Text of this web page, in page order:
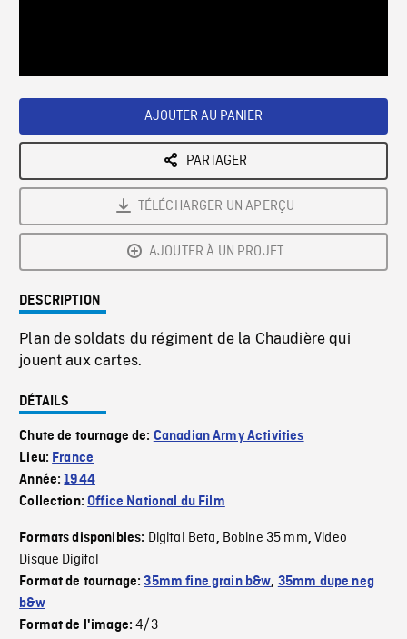
AJOUTER AU PANIER
PARTAGER
TÉLÉCHARGER UN APERÇU
AJOUTER À UN PROJET
DESCRIPTION
Plan de soldats du régiment de la Chaudière qui
jouent aux cartes.
DÉTAILS
Chute de tournage de: Canadian Army Activities
Lieu: France
Année:1944
Collection:Office National du Film
Formats disponibles: Digital Beta, Bobine 35 mm,Video
Disque Digital
Format de tournage:35mm fine grain b&w, 35mm dupe neg
b&w
Format de l'image:4/3